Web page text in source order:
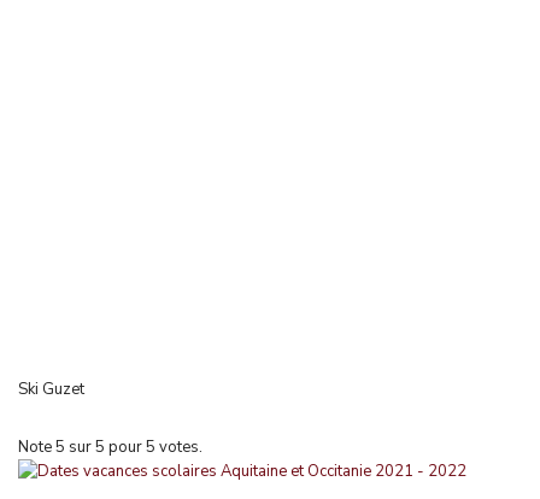
Ski Guzet
Note5 sur5 pour5 votes.